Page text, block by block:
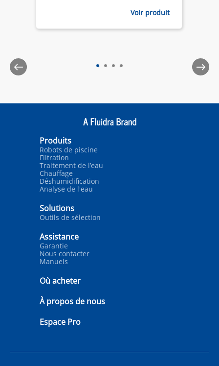
Voir produit
Produits
Robots de piscine
Filtration
Traitement de l’eau
Chauffage
Déshumidification
Analyse de l'eau
Solutions
Outils de sélection
Assistance
Garantie
Nous contacter
Manuels
Où acheter
À propos de nous
Espace Pro